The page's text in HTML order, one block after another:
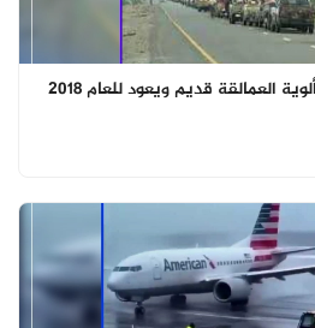
الفيديو المتداول لتعزيزات ألوية العمالقة قديم ويعود للعام 2018